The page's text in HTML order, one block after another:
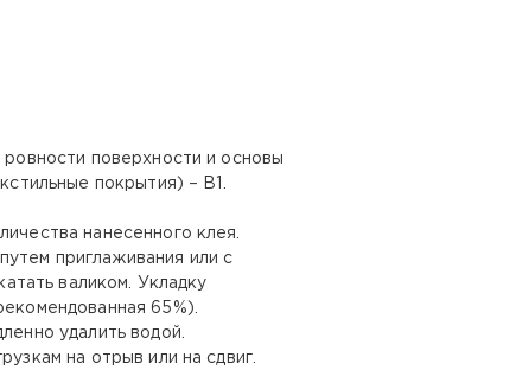
поверхности и основы
покрытия) – B1.
нанесенного клея.
приглаживания или с
валиком. Укладку
65%).
удалить водой.
на отрыв или на сдвиг.